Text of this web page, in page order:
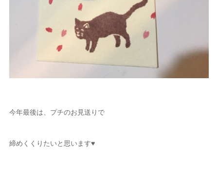
今年最後は、プチのお見送りで
締めくくりたいと思います♥